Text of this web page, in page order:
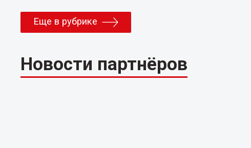
Еще в рубрике
Новости партнёров